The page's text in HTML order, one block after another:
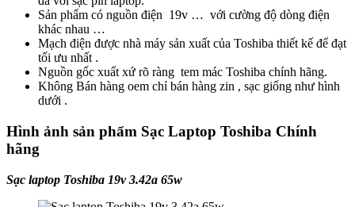
Sản phẩm có nguồn điện 19v … với cường độ dòng điện
khác nhau …
Mạch điện được nhà máy sản xuất của Toshiba thiết kế để đạt
tối ưu nhất .
Nguồn gốc xuất xứ rõ ràng tem mác Toshiba chính hãng.
Không Bán hàng oem chỉ bán hàng zin , sạc giống như hình
dưới .
Hình ảnh sản phẩm Sạc Laptop Toshiba Chính
hãng
Sạc laptop Toshiba 19v 3.42a 65w